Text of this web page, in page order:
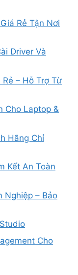
Rẻ Tận Nơi
Driver Và
– Hỗ Trợ Từ
Cho Laptop &
Hãng Chỉ
Kết An Toàn
Nghiệp – Bảo
Cho